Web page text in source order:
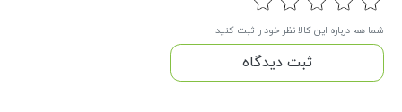
شما هم درباره این کالا نظر خود را ثبت کنید
ثبت دیدگاه